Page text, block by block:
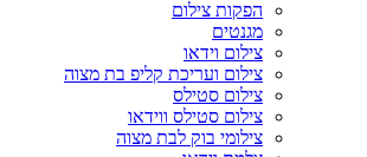
הפקות צילום
מגנטים
צילום וידאו
צילום ועריכת קליפ בת מצוה
צילום סטילס
צילום סטילס ווידאו
צילומי בוק לבת מצוה